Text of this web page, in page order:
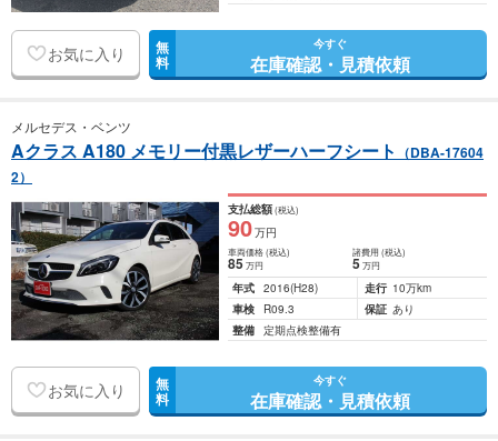
お気に入り 無
料
今すぐ
在庫確認・見積依頼
メルセデス・ベンツ
Aクラス A180 メモリー付黒レザーハーフシート （DBA-17604
2）
支払総額(税込)
90万円
車両価格(税込)
85万円
諸費用 (税込)
5 万円
年式 2016(H28) 走行 10万km
車検
R09.3 保証 あり
整備 定期点検整備有
お気に入り 無
料
今すぐ
在庫確認・見積依頼